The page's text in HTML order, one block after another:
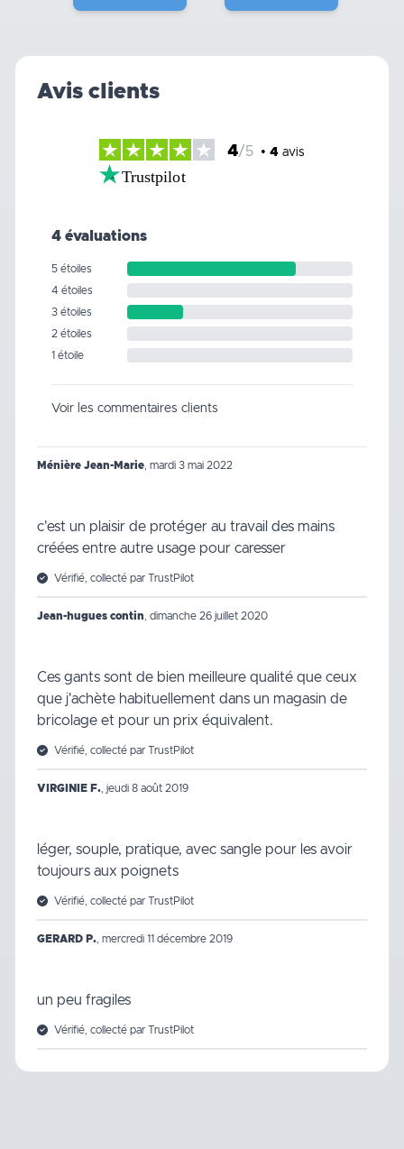
Avis clients
4/5 • 4 avis
Trustpilot
4 évaluations
5 étoiles
4 étoiles
3 étoiles
2 étoiles
1 étoile
Voir les commentaires clients
Ménière Jean-Marie mardi 3 mai 2022
c'est un plaisir de protéger au travail des mains
créées entre autre usage pour caresser
Vérifié, collecté par TrustPilot
Jean-hugues contin dimanche 26 juillet 2020
Ces gants sont de bien meilleure qualité que ceux
que j'achète habituellement dans un magasin de
bricolage et pour un prix équivalent.
Vérifié, collecté par TrustPilot
VIRGINIE F. jeudi 8 août 2019
léger, souple, pratique, avec sangle pour les avoir
toujours aux poignets
Vérifié, collecté par TrustPilot
GERARD P. mercredi 11 décembre 2019
un peu fragiles
Vérifié, collecté par TrustPilot